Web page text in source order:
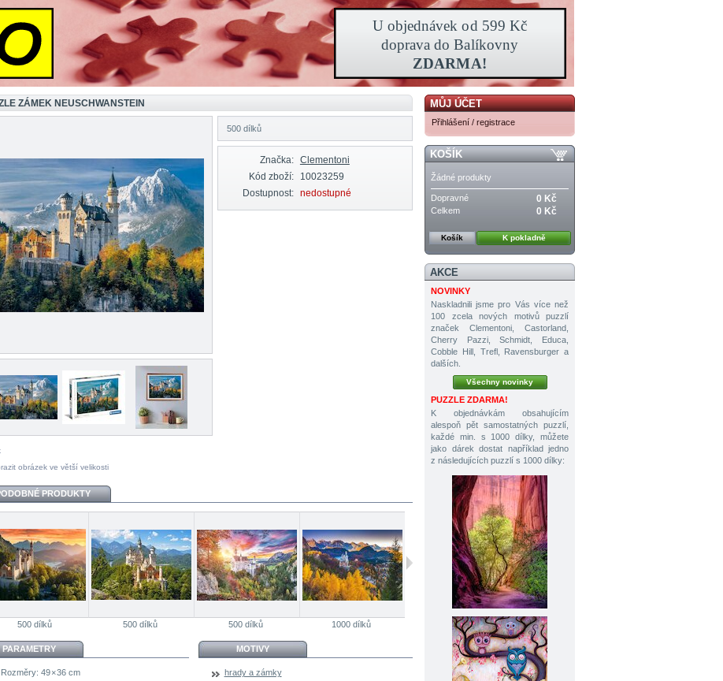
ZÁMEK NEUSCHWANSTEIN
obrázek ve větší velikosti
500 dílků
Značka:
Clementoni
Kód zboží:
10023259
Dostupnost:
nedostupné
PRODUKTY
500 dílků 500 dílků 500 dílků 1000 dílků 1000 dílků 1000 dílků
PARAMETRY
Rozměry: 49 × 36 cm
MOTIVY
hrady a zámky
MŮJ ÚČET
Přihlášení / registrace
KOŠÍK
Žádné produkty
Dopravné 0 Kč
Celkem 0 Kč
Košík K pokladně
AKCE
NOVINKY
Naskladnili jsme pro Vás více než
100 zcela nových motivů puzzlí
značek Clementoni, Castorland,
Cherry Pazzi, Schmidt, Educa,
Cobble Hill, Trefl, Ravensburger a
dalších.
Všechny novinky
PUZZLE ZDARMA!
K objednávkám obsahujícím
alespoň pět samostatných puzzlí,
každé min. s 1000 dílky, můžete
jako dárek dostat například jedno
z následujících puzzlí s 1000 dílky: